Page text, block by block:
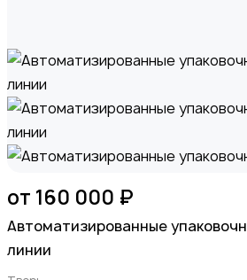
от 160 000 ₽
Автоматизированные
линии